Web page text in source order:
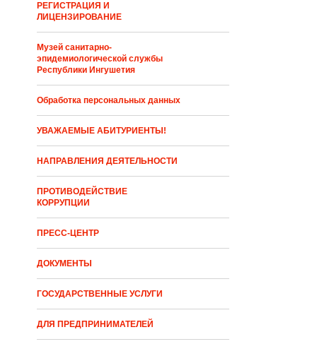
РЕГИСТРАЦИЯ И
ЛИЦЕНЗИРОВАНИЕ
Музей санитарно-
эпидемиологической службы
Республики Ингушетия
Обработка персональных данных
УВАЖАЕМЫЕ АБИТУРИЕНТЫ!
НАПРАВЛЕНИЯ ДЕЯТЕЛЬНОСТИ
ПРОТИВОДЕЙСТВИЕ
КОРРУПЦИИ
ПРЕСС-ЦЕНТР
ДОКУМЕНТЫ
ГОСУДАРСТВЕННЫЕ УСЛУГИ
ДЛЯ ПРЕДПРИНИМАТЕЛЕЙ